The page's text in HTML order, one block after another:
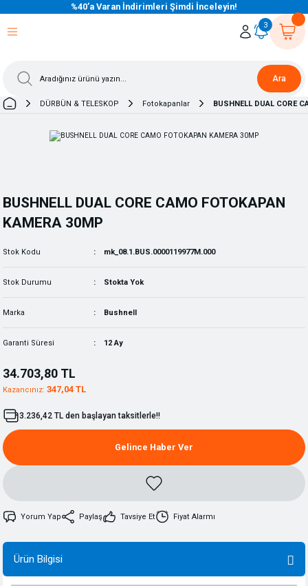
%40’a Varan İndirimleri Şimdi İnceleyin!
Ara
3
DÜRBÜN & TELESKOP Fotokapanlar BUSHNELL DUAL CORE
BUSHNELL DUAL CORE CAMO FOTOKAPAN
KAMERA 30MP
Stok Kodu mk_08.1.BUS.0000119977M.000
Stok Durumu Stokta Yok
Marka Bushnell
Garanti Süresi 12 Ay
34.703,80 TL
Kazancınız: 347,04 TL
3.236,42 TL den başlayan taksitlerle!!
Gelince Haber Ver
Yorum Yap Paylaş Tavsiye Et Fiyat Alarmı
Ürün Bilgisi